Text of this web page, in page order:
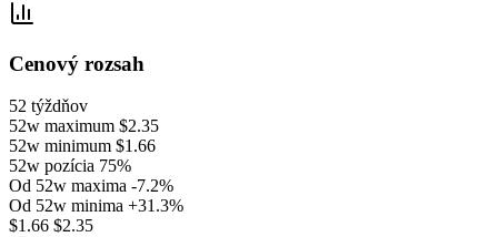
Cenový rozsah
52 týždňov
52w maximum $2.35
52w minimum $1.66
52w pozícia 75%
Od 52w maxima -7.2%
Od 52w minima +31.3%
$1.66 $2.35